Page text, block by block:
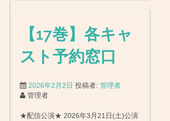
【17巻】各キャ
スト予約窓口
2026年2月2日 投稿者: 管理者
管理者
★配信公演★ 2026年3月21日(土)公演